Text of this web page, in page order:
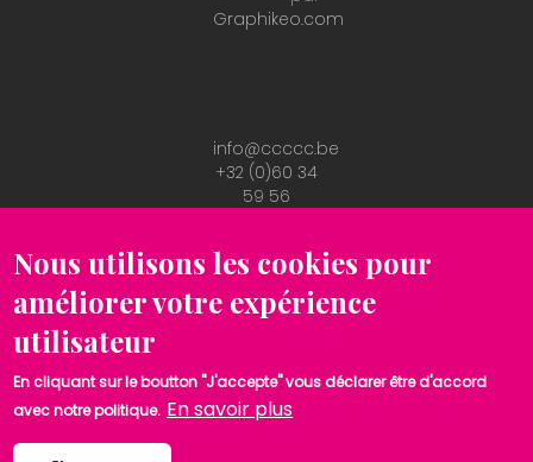
info@ccccc.be
+32 (0)60 34
59 56
Graphikeo.com
Nous utilisons les cookies pour
améliorer votre expérience
utilisateur
En cliquant sur le boutton "J'accepte" vous déclarer être d'accord
avec notre politique. En savoir plus